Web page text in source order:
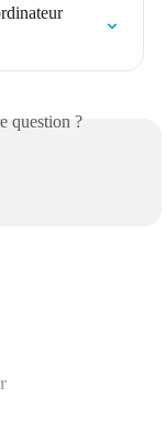
question ?